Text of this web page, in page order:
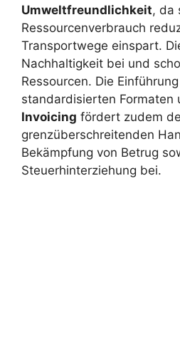
Umweltfreundlichkeit, da
Ressourcenverbrauch
Transportwege einspart.
Nachhaltigkeit bei und
Ressourcen. Die
standardisierten Formaten
Invoicing fördert zudem
grenzüberschreitenden
Bekämpfung von Betrug
Steuerhinterziehung bei.